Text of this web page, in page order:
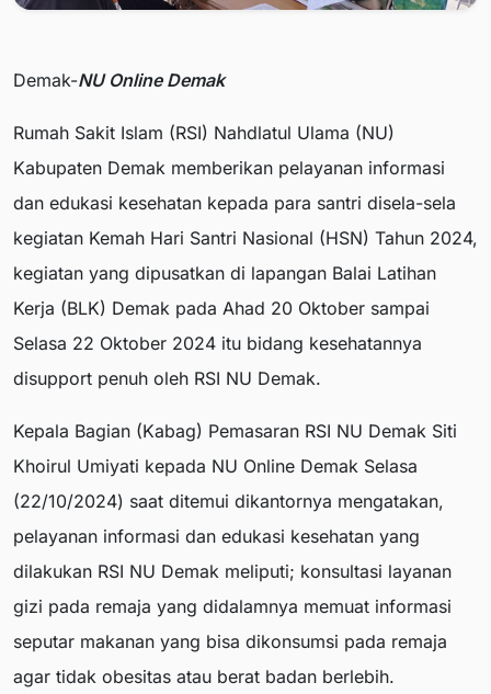
Demak-NU Online Demak
Rumah Sakit Islam (RSI) Nahdlatul Ulama (NU)
Kabupaten Demak memberikan pelayanan informasi
dan edukasi kesehatan kepada para santri disela-sela
kegiatan Kemah Hari Santri Nasional (HSN) Tahun 2024,
kegiatan yang dipusatkan di lapangan Balai Latihan
Kerja (BLK) Demak pada Ahad 20 Oktober sampai
Selasa 22 Oktober 2024 itu bidang kesehatannya
disupport penuh oleh RSI NU Demak.
Kepala Bagian (Kabag) Pemasaran RSI NU Demak Siti
Khoirul Umiyati kepada NU Online Demak Selasa
(22/10/2024) saat ditemui dikantornya mengatakan,
pelayanan informasi dan edukasi kesehatan yang
dilakukan RSI NU Demak meliputi; konsultasi layanan
gizi pada remaja yang didalamnya memuat informasi
seputar makanan yang bisa dikonsumsi pada remaja
agar tidak obesitas atau berat badan berlebih.